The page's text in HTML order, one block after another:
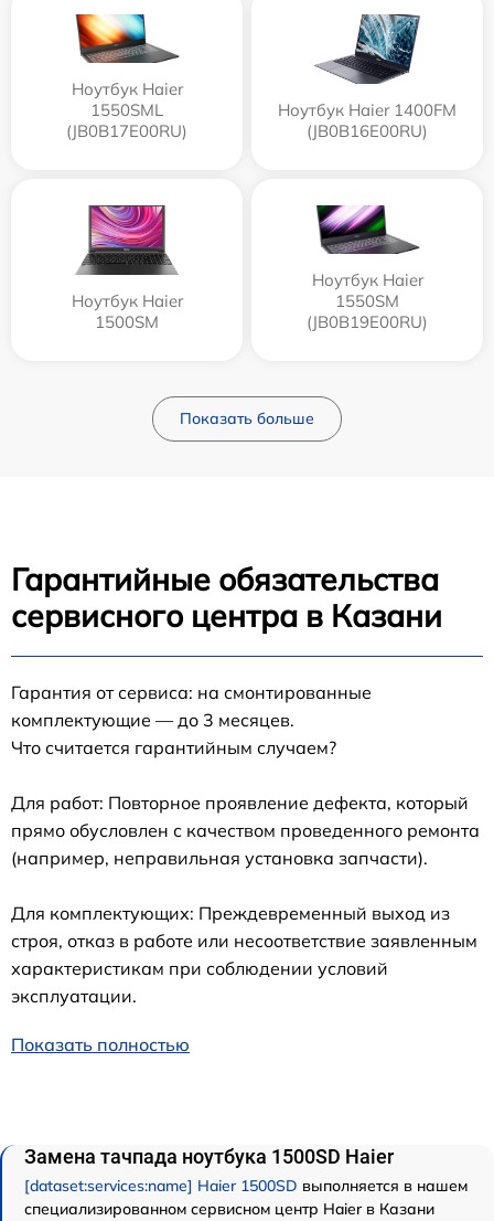
Ноутбук Haier
1550SML
(JB0B17E00RU)
Ноутбук Haier 1400FM
(JB0B16E00RU)
Ноутбук Haier
1500SM
Ноутбук Haier
1550SM
(JB0B19E00RU)
Показать больше
Гарантийные обязательства
сервисного центра в Казани
Гарантия от сервиса: на смонтированные
комплектующие — до 3 месяцев.
Что считается гарантийным случаем?
Для работ: Повторное проявление дефекта, который
прямо обусловлен с качеством проведенного ремонта
(например, неправильная установка запчасти).
Для комплектующих: Преждевременный выход из
строя, отказ в работе или несоответствие заявленным
характеристикам при соблюдении условий
эксплуатации.
Показать полностью
Замена тачпада ноутбука 1500SD Haier
[dataset:services:name] Haier 1500SD выполняется в нашем
специализированном сервисном центр Haier в Казани